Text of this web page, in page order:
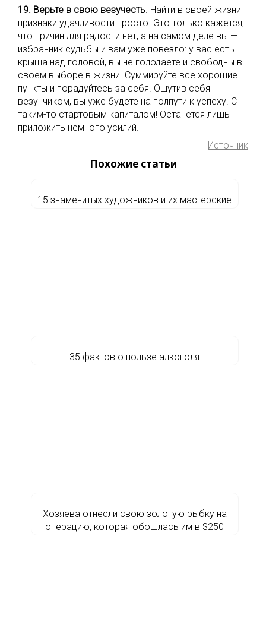
19. Верьте в свою везучесть. Найти в своей жизни
признаки удачливости просто. Это только кажется,
что причин для радости нет, а на самом деле вы —
избранник судьбы и вам уже повезло: у вас есть
крыша над головой, вы не голодаете и свободны в
своем выборе в жизни. Суммируйте все хорошие
пункты и порадуйтесь за себя. Ощутив себя
везунчиком, вы уже будете на полпути к успеху. С
таким-то стартовым капиталом! Останется лишь
приложить немного усилий.
Источник
Похожие статьи
15 знаменитых художников и их мастерские
35 фактов о пользе алкоголя
Хозяева отнесли свою золотую рыбку на
операцию, которая обошлась им в $250